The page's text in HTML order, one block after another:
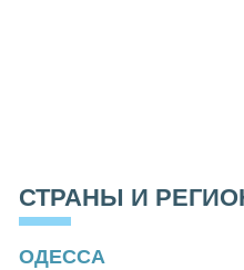
СТРАНЫ И
ОДЕССА